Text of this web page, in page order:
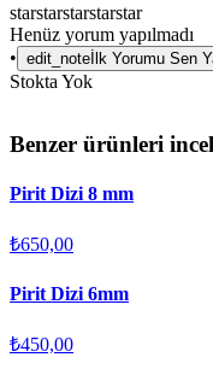
starstarstarstarstar
Henüz yorum yapılmadı
• edit_note İlk Yorumu Sen
Stokta Yok
Benzer ürünleri
Pirit Dizi 8 mm
₺650,00
Pirit Dizi 6mm
₺450,00